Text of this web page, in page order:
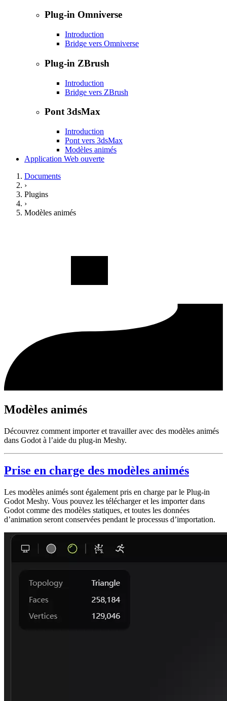
Plug-in Omniverse
Introduction
Bridge vers Omniverse
Plug-in ZBrush
Introduction
Bridge vers ZBrush
Pont 3dsMax
Introduction
Pont vers 3dsMax
Modèles animés
Application Web ouverte
Documents
›
Plugins
›
Modèles animés
Modèles animés
Découvrez comment importer et travailler avec des modèles animés
dans Godot à l’aide du plug-in Meshy.
Prise en charge des modèles animés
Les modèles animés sont également pris en charge par le Plug-in
Godot Meshy. Vous pouvez les télécharger et les importer dans
Godot comme des modèles statiques, et toutes les données
d’animation seront conservées pendant le processus d’importation.